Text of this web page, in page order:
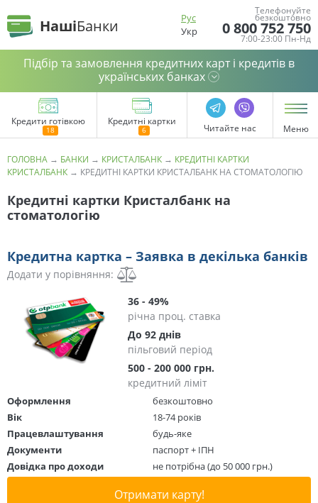
НашіБанки
Рус
Укр
Телефонуйте
безкоштовно
0 800 752 750
7:00-23:00 Пн-Нд
Підбір та замовлення кредитних карт і кредитів в
українських банках
Кредити готівкою Кредитні картки
Читайте нас Меню
ГОЛОВНА → БАНКИ → КРИСТАЛБАНК → КРЕДИТНІ КАРТКИ
КРИСТАЛБАНК → КРЕДИТНІ КАРТКИ КРИСТАЛБАНК НА СТОМАТОЛОГІЮ
Кредитні картки Кристалбанк на
стоматологію
Кредитна картка – Заявка в декілька банків
Додати у порівняння:
36 - 49%
річна проц. ставка
До 92 днів
пільговий період
500 - 200 000 грн.
кредитний ліміт
Оформлення
безкоштовно
Вік
18-74 років
Працевлаштування
будь-яке
Документи
паспорт + ІПН
Довідка про доходи
не потрібна (до 50 000 грн.)
Отримати карту!